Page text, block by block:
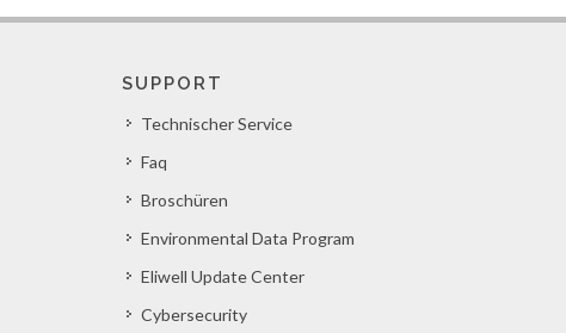
SUPPORT
Technischer Service
Faq
Broschüren
Environmental Data Program
Eliwell Update Center
Cybersecurity